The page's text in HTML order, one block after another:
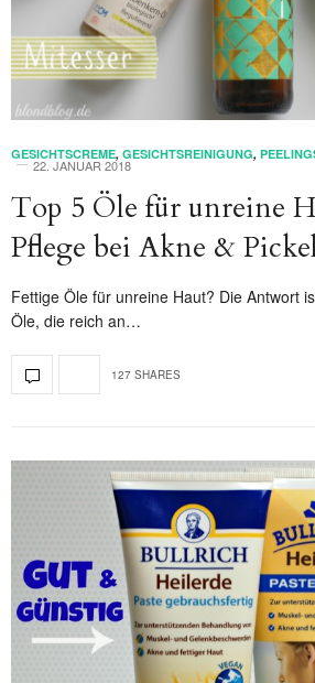
GESICHTSCREME, GESICHTSREINIGUNG,
22. JANUAR 2018
Top 5 Öle für unreine
Pflege bei Akne &
Fettige Öle für unreine Haut? Die Antwort
Öle, die reich an…
127 SHARES